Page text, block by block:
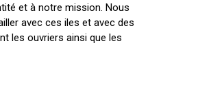
et à notre mission. Nous
avec ces iles et avec des
les ouvriers ainsi que les